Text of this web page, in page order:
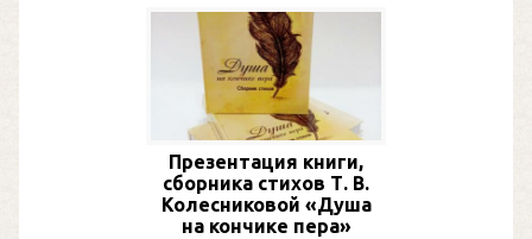
Презентация книги,
сборника стихов Т. В.
Колесниковой «Душа
на кончике пера»